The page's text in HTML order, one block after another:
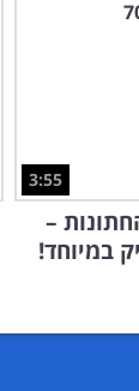
3:55
–
במיוחד!